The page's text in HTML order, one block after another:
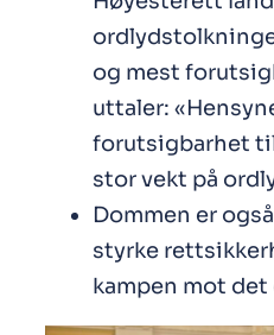
og mest
uttaler:
forutsigbarhet
stor vekt på
Dommen er
styrke
kampen mot